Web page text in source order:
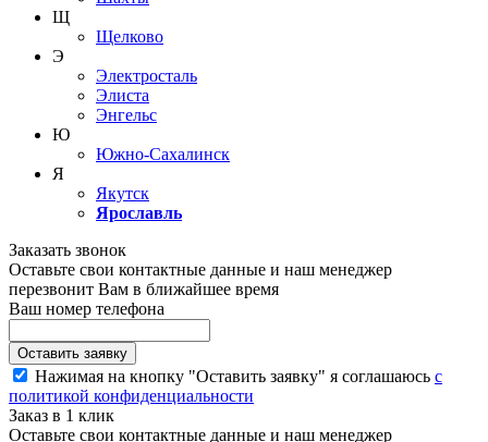
Щ
Щелково
Э
Электросталь
Элиста
Энгельс
Ю
Южно-Сахалинск
Я
Якутск
Ярославль
Заказать звонок
Оставьте свои контактные данные и наш менеджер
перезвонит Вам в ближайшее время
Ваш номер телефона
Нажимая на кнопку "Оставить заявку" я соглашаюсь с
политикой конфиденциальности
Заказ в 1 клик
Оставьте свои контактные данные и наш менеджер